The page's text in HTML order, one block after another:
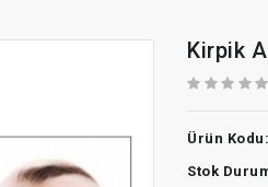
Kirpik
Ürün Kodu:
Stok